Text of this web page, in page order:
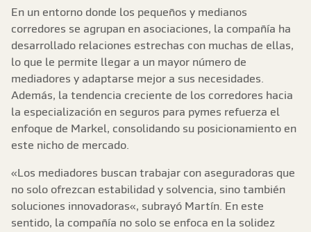
En un entorno donde los pequeños y medianos
corredores se agrupan en asociaciones, la compañía ha
desarrollado relaciones estrechas con muchas de ellas,
lo que le permite llegar a un mayor número de
mediadores y adaptarse mejor a sus necesidades.
Además, la tendencia creciente de los corredores hacia
la especialización en seguros para pymes refuerza el
enfoque de Markel, consolidando su posicionamiento en
este nicho de mercado.
«Los mediadores buscan trabajar con aseguradoras que
no solo ofrezcan estabilidad y solvencia, sino también
soluciones innovadoras«, subrayó Martín. En este
sentido, la compañía no solo se enfoca en la solidez